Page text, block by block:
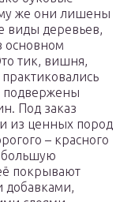
же они лишены
виды деревьев,
основном
тик, вишня,
подвержены
Под заказ
из ценных пород
– красного
большую
покрывают
добавками,